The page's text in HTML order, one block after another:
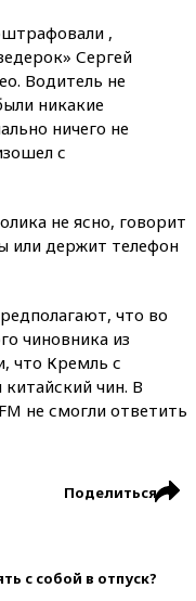
,
Сергей
Водитель не
никакие
ничего не
с
не ясно, говорит
или держит телефон
что во
чиновника из
что Кремль с
чин. В
не смогли ответить
Поделиться
с собой в отпуск?